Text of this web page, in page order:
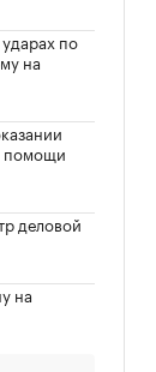
по
на
помощи
деловой
на